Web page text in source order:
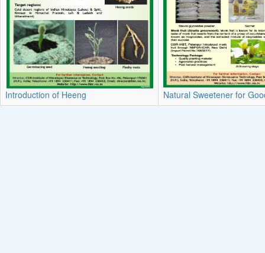
Introduction of Heeng Natural Sweetener for